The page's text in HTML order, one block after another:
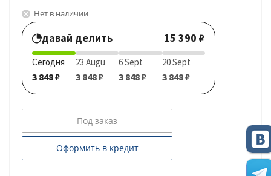
Нет в наличии
давай делить 15 390 ₽
Сегодня
3 848 ₽
23 Augu
3 848 ₽
6 Sept
3 848 ₽
20 Sept
3 848 ₽
Под заказ
Оформить в кредит